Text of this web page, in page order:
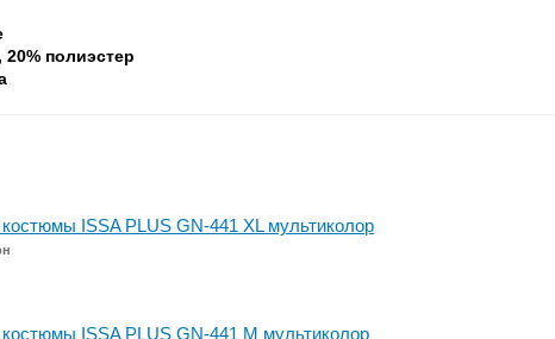
20% полиэстер
ISSA PLUS GN-441 XL мультиколор
ISSA PLUS GN-441 M мультиколор